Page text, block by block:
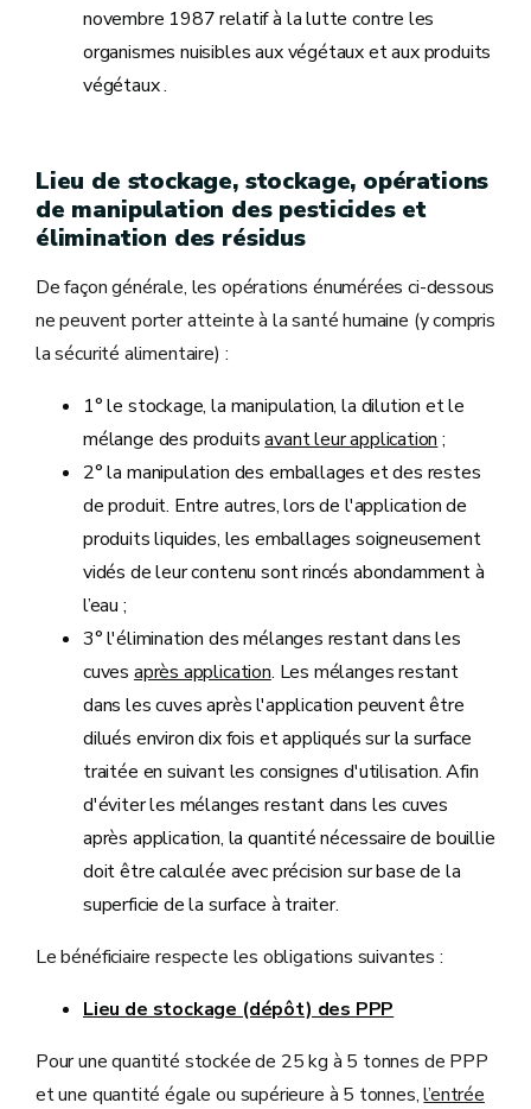
novembre 1987 relatif à la lutte contre les
organismes nuisibles aux végétaux et aux produits
végétaux .
Lieu de stockage, stockage, opérations
de manipulation des pesticides et
élimination des résidus
De façon générale, les opérations énumérées ci-dessous
ne peuvent porter atteinte à la santé humaine (y compris
la sécurité alimentaire) :
1° le stockage, la manipulation, la dilution et le
mélange des produitsavant leur application ;
2° la manipulation des emballages et des restes
de produit. Entre autres, lors de l'application de
produits liquides, les emballages soigneusement
vidés de leur contenu sont rincés abondamment à
l’eau ;
3° l'élimination des mélanges restant dans les
cuves après application. Les mélanges restant
dans les cuves après l'application peuvent être
dilués environ dix fois et appliqués sur la surface
traitée en suivant les consignes d'utilisation. Afin
d'éviter les mélanges restant dans les cuves
après application, la quantité nécessaire de bouillie
doit être calculée avec précision sur base de la
superficie de la surface à traiter.
Le bénéficiaire respecte les obligations suivantes :
Lieu de stockage (dépôt) des PPP
Pour une quantité stockée de 25 kg à 5 tonnes de PPP
et une quantité égale ou supérieure à 5 tonnes,l’entrée